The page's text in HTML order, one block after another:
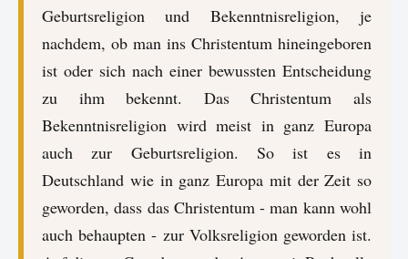
Geburtsreligion und Bekenntnisreligion, je
nachdem, ob man ins Christentum hineingeboren
ist oder sich nach einer bewussten Entscheidung
zu ihm bekennt. Das Christentum als
Bekenntnisreligion wird meist in ganz Europa
auch zur Geburtsreligion. So ist es in
Deutschland wie in ganz Europa mit der Zeit so
geworden, dass das Christentum - man kann wohl
auch behaupten - zur Volksreligion geworden ist.